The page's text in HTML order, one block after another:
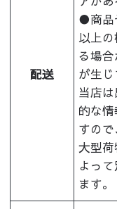
配送
●商品
以上
る場
が生じ
当店
的な
すので
大型
よっ
ます。